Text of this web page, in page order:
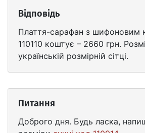
Відповідь
Плаття-сарафан з шифоновим
110110 коштує – 2660 грн.
українській розмірній сітці.
Питання
Доброго дня. Будь ласка,